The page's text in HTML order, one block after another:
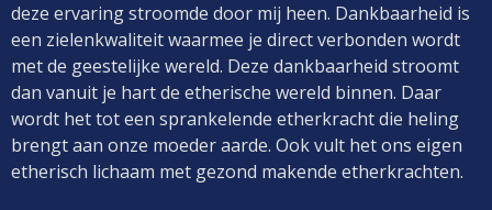
deze ervaring stroomde door mij heen. Dankbaarheid is
een zielenkwaliteit waarmee je direct verbonden wordt
met de geestelijke wereld. Deze dankbaarheid stroomt
dan vanuit je hart de etherische wereld binnen. Daar
wordt het tot een sprankelende etherkracht die heling
brengt aan onze moeder aarde. Ook vult het ons eigen
etherisch lichaam met gezond makende etherkrachten.